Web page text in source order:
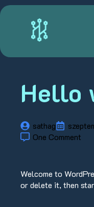
Hello
sathag
One Comment
Welcome to
or delete it, then